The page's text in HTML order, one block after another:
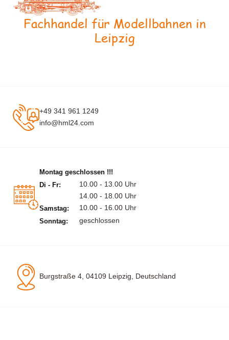
Fachhandel für Modellbahnen in
Leipzig
+49 341 961 1249
info@hml24.com
Montag geschlossen !!!
Di - Fr:
10.00 - 13.00 Uhr
14.00 - 18.00 Uhr
Samstag: 10.00 - 16.00 Uhr
Sonntag: geschlossen
Burgstraße 4, 04109 Leipzig, Deutschland